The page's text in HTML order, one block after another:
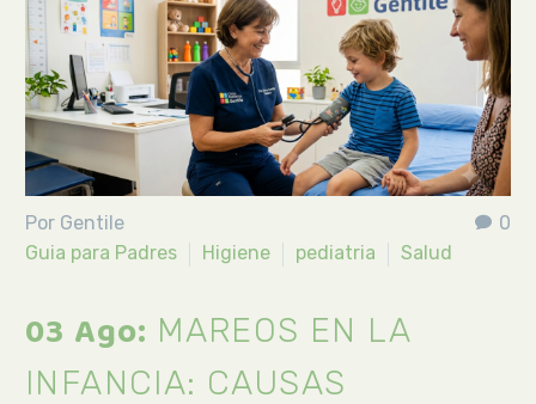
0
Por Gentile
Guia para Padres
Higiene pediatria Salud
03 Ago: MAREOS EN LA
INFANCIA: CAUSAS